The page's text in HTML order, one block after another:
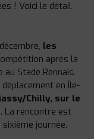
! Voici le détail
les
après la
au Stade Rennais.
en Île-
Chilly, sur le
. La rencontre est
journée.